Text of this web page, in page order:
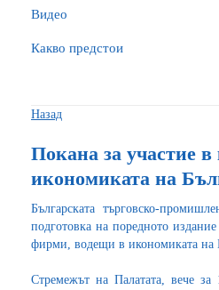
Видео
Какво предстои
Назад
Покана за участие
икономиката на
Българската търговско-
подготовка на поредното
фирми, водещи в икономиката на
Стремежът на Палатата, вече